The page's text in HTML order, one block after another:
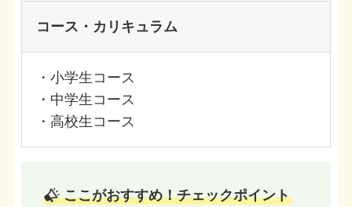
コース・カリキュラム
・小学生コース
・中学生コース
・高校生コース
ここがおすすめ！チェックポイント